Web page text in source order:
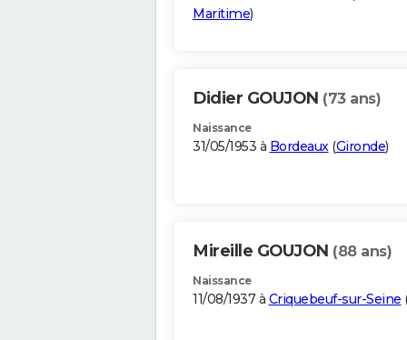
Maritime)
Didier GOUJON (73 ans)
Naissance
31/05/1953 à Bordeaux(Gironde)
Mireille GOUJON (88 ans)
Naissance
11/08/1937 à Criquebeuf-sur-Seine